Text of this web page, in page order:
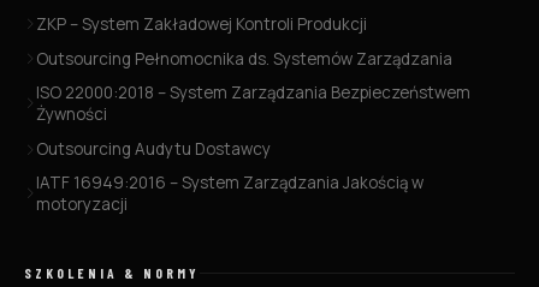
ZKP – System Zakładowej Kontroli Produkcji
Outsourcing Pełnomocnika ds. Systemów Zarządzania
ISO 22000:2018 – System Zarządzania Bezpieczeństwem
Żywności
Outsourcing Audytu Dostawcy
IATF 16949:2016 – System Zarządzania Jakością w
motoryzacji
SZKOLENIA & NORMY